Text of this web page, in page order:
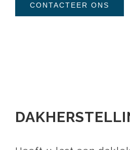
CONTACTEER ONS